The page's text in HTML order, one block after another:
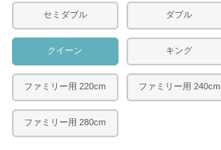
セミダブル ダブル
クイーン キング
ファミリー用 220cm ファミリー用 240cm
ファミリー用 280cm